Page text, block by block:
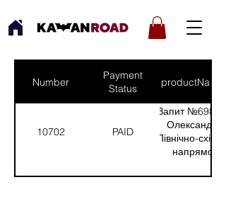
Number
Payment
Status
productNames
10702 PAID
Запит №698 від:
Олександр -
Північно-східний
напрямок
1)